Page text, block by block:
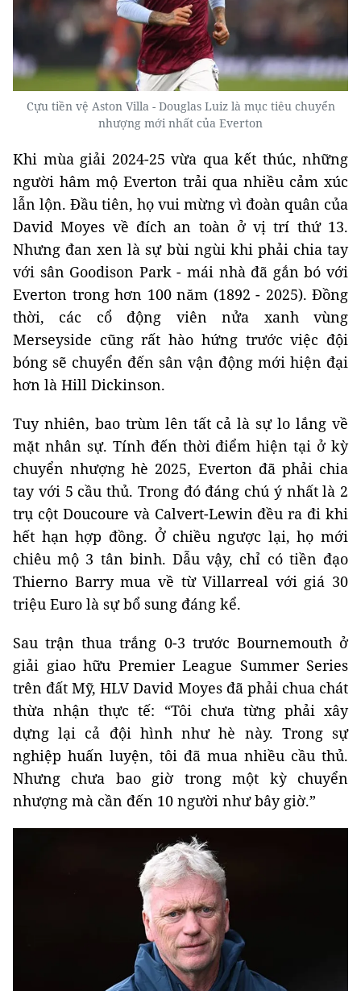
Cựu tiền vệ Aston Villa - Douglas Luiz là mục tiêu chuyển
nhượng mới nhất của Everton
Khi mùa giải 2024-25 vừa qua kết thúc, những
người hâm mộ Everton trải qua nhiều cảm xúc
lẫn lộn. Đầu tiên, họ vui mừng vì đoàn quân của
David Moyes về đích an toàn ở vị trí thứ 13.
Nhưng đan xen là sự bùi ngùi khi phải chia tay
với sân Goodison Park - mái nhà đã gắn bó với
Everton trong hơn 100 năm (1892 - 2025). Đồng
thời, các cổ động viên nửa xanh vùng
Merseyside cũng rất hào hứng trước việc đội
bóng sẽ chuyển đến sân vận động mới hiện đại
hơn là Hill Dickinson.
Tuy nhiên, bao trùm lên tất cả là sự lo lắng về
mặt nhân sự. Tính đến thời điểm hiện tại ở kỳ
chuyển nhượng hè 2025, Everton đã phải chia
tay với 5 cầu thủ. Trong đó đáng chú ý nhất là 2
trụ cột Doucoure và Calvert-Lewin đều ra đi khi
hết hạn hợp đồng. Ở chiều ngược lại, họ mới
chiêu mộ 3 tân binh. Dẫu vậy, chỉ có tiền đạo
Thierno Barry mua về từ Villarreal với giá 30
triệu Euro là sự bổ sung đáng kể.
Sau trận thua trắng 0-3 trước Bournemouth ở
giải giao hữu Premier League Summer Series
trên đất Mỹ, HLV David Moyes đã phải chua chát
thừa nhận thực tế: “Tôi chưa từng phải xây
dựng lại cả đội hình như hè này. Trong sự
nghiệp huấn luyện, tôi đã mua nhiều cầu thủ.
Nhưng chưa bao giờ trong một kỳ chuyển
nhượng mà cần đến 10 người như bây giờ.”